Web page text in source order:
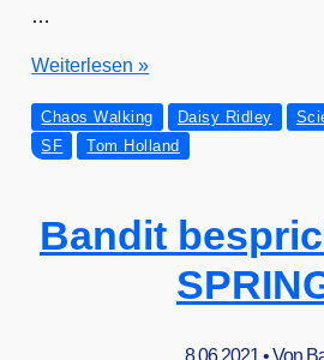
…
Ban­
bespricht:
CHAOS
Wei­ter­le­sen »
Chaos Walking Daisy Ridley
SF
Tom Holland
Bandit
8.06.2021• Von